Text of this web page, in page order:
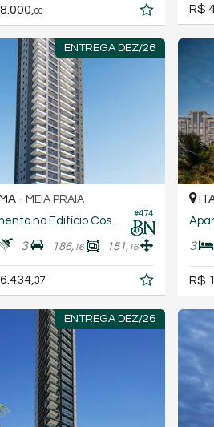
00 R$
ENTREGA DEZ/26
#474
- MEIA PRAIA
Apartamento no Edifício Cosmopolitan Residence
3 186, 16 151,16
37
3
R$
ENTREGA DEZ/26